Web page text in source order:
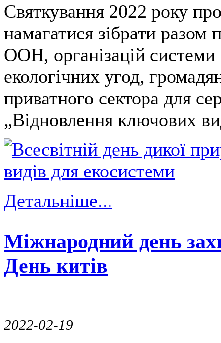
Святкування 2022 року
намагатися зібрати разом
ООН, організацій
екологічних угод,
приватного сектора для
„Відновлення ключових
Детальніше...
Міжнародний день
День китів
2022-02-19